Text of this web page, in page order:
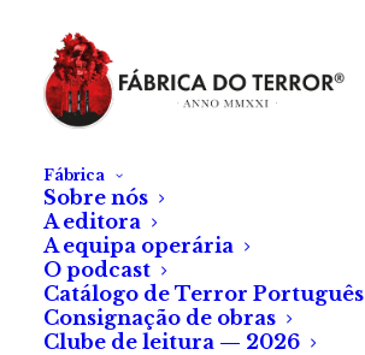
Fábrica
Sobre nós
A editora
A equipa operária
O podcast
Catálogo de Terror Português
Consignação de obras
Clube de leitura — 2026